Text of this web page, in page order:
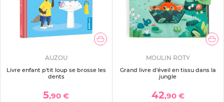
AUZOU
Livre enfant p'tit loup se brosse les
dents
5,90 €
MOULIN ROTY
Grand livre d'éveil en tissu dans la
jungle
42,90 €